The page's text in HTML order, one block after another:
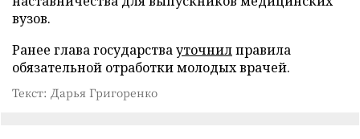
вузов.
Ранее глава государствауточнилправила
обязательной отработки молодых врачей.
Текст: Дарья Григоренко